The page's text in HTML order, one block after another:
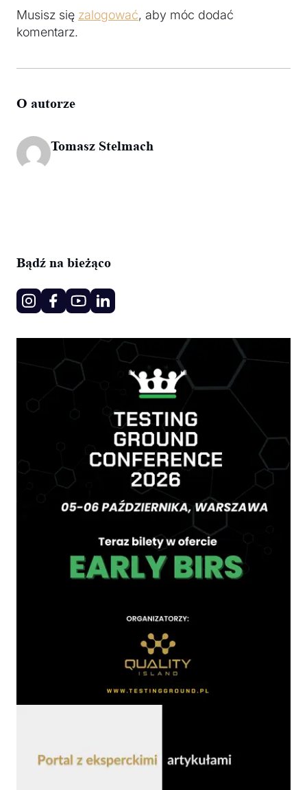
Musisz się zalogować, aby móc dodać
komentarz.
O autorze
Tomasz Stelmach
Bądź na bieżąco